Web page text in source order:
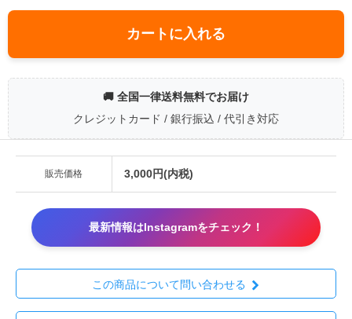
カートに入れる
🚚 全国一律送料無料でお届け
クレジットカード / 銀行振込 / 代引き対応
販売価格 3,000円(内税)
最新情報はInstagramをチェック！
この商品について問い合わせる